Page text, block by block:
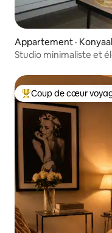
Appartement ·
Studio minimaliste et
Coup de cœur
Coup de cœur